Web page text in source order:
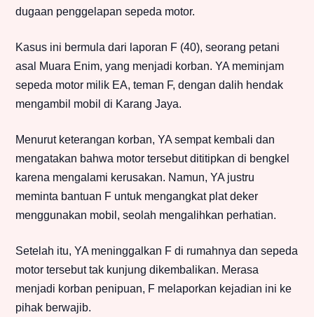
dugaan penggelapan sepeda motor.
Kasus ini bermula dari laporan F (40), seorang petani
asal Muara Enim, yang menjadi korban. YA meminjam
sepeda motor milik EA, teman F, dengan dalih hendak
mengambil mobil di Karang Jaya.
Menurut keterangan korban, YA sempat kembali dan
mengatakan bahwa motor tersebut dititipkan di bengkel
karena mengalami kerusakan. Namun, YA justru
meminta bantuan F untuk mengangkat plat deker
menggunakan mobil, seolah mengalihkan perhatian.
Setelah itu, YA meninggalkan F di rumahnya dan sepeda
motor tersebut tak kunjung dikembalikan. Merasa
menjadi korban penipuan, F melaporkan kejadian ini ke
pihak berwajib.